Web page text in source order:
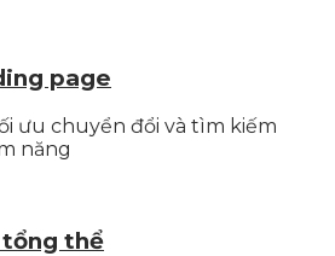
page
ưu chuyển đổi và tìm kiếm
năng
tổng thể